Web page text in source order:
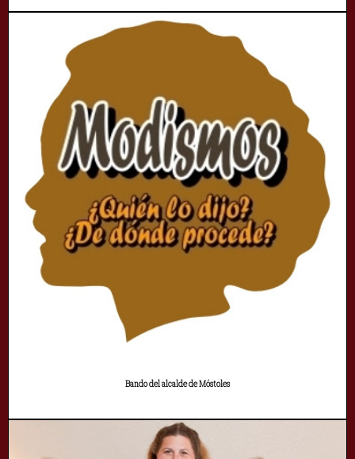
Bando del alcalde de Móstoles